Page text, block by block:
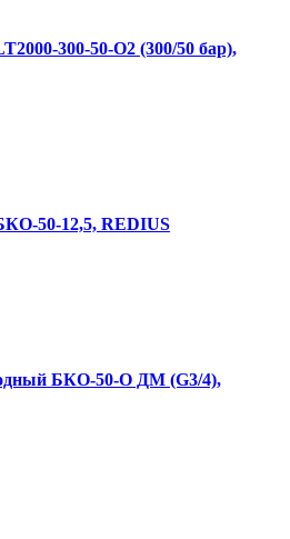
300-50-О2 (300/50 бар),
50-12,5, REDIUS
БКО-50-О ДМ (G3/4),